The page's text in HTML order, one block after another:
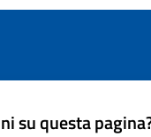
su questa